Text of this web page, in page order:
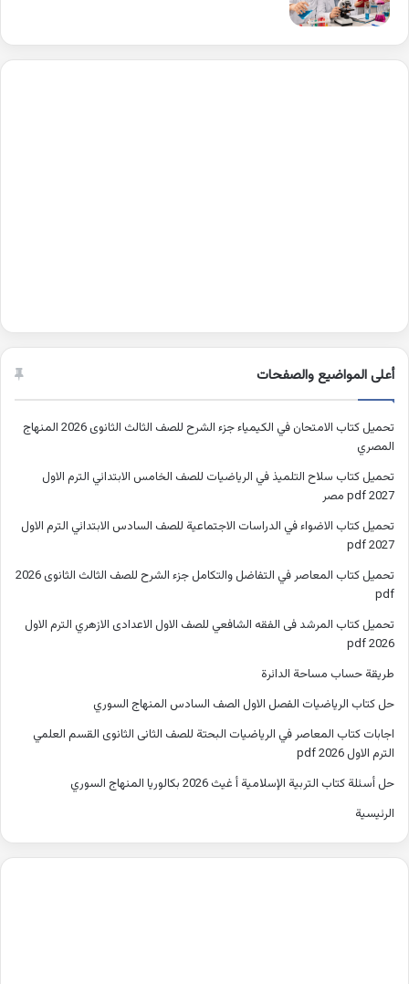
أعلى المواضيع والصفحات
تحميل كتاب الامتحان في الكيمياء جزء الشرح للصف الثالث الثانوى 2026 المنهاج
المصري
تحميل كتاب سلاح التلميذ في الرياضيات للصف الخامس الابتدائي الترم الاول
2027 pdf مصر
تحميل كتاب الاضواء في الدراسات الاجتماعية للصف السادس الابتدائي الترم الاول
2027 pdf
تحميل كتاب المعاصر في التفاضل والتكامل جزء الشرح للصف الثالث الثانوى 2026
pdf
تحميل كتاب المرشد فى الفقه الشافعي للصف الاول الاعدادى الازهري الترم الاول
2026 pdf
طريقة حساب مساحة الدائرة
حل كتاب الرياضيات الفصل الاول الصف السادس المنهاج السوري
اجابات كتاب المعاصر في الرياضيات البحتة للصف الثانى الثانوى القسم العلمي
الترم الاول 2026 pdf
حل أسئلة كتاب التربية الإسلامية أ غيث 2026 بكالوريا المنهاج السوري
الرئيسية